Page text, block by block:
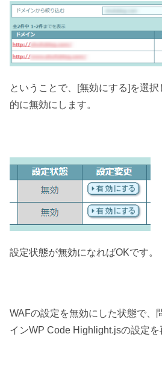
ということで、[無効にする]を選
的に無効にします。
設定状態が無効になればOKです。
WAFの設定を無効にした状態で、
インWP Code Highlight.jsの設定を